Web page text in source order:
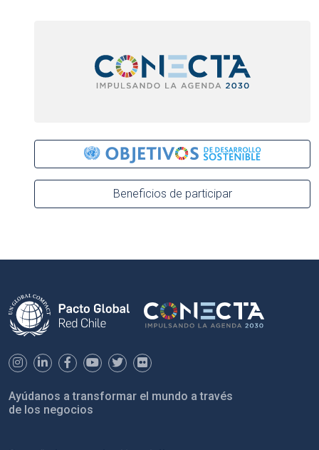
Beneficios de participar
Ayúdanos a transformar el mundo a través
de los negocios